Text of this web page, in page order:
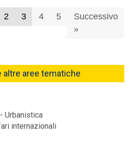
2 3 4 5
Successivo
»
altre aree tematiche
Urbanistica
internazionali